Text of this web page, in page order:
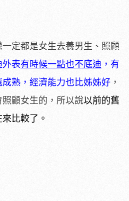
定都是女生去養男生、照顧
外表有時候一點也不底迪 ，有
熟，經濟能力也比姊姊好 ，
顧女生的，所以說以前的舊
比較了。